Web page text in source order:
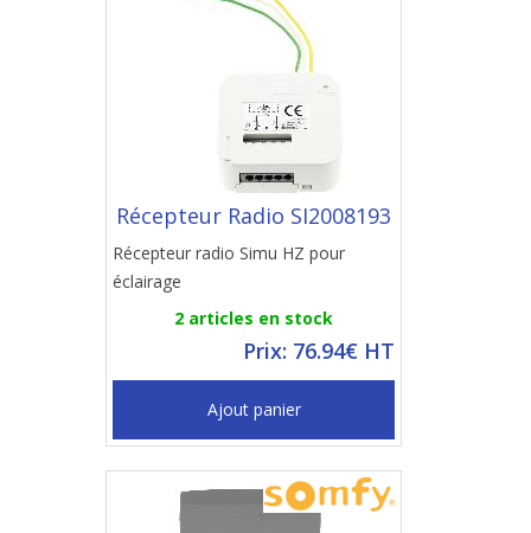
Récepteur Radio SI2008193
Récepteur radio Simu HZ pour
éclairage
2 articles en stock
Prix: 76.94€ HT
Ajout panier